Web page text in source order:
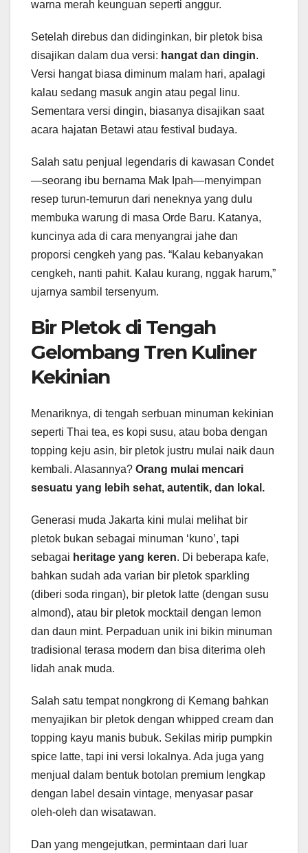
warna merah keunguan seperti anggur.
Setelah direbus dan didinginkan, bir pletok bisa
disajikan dalam dua versi: hangat dan dingin.
Versi hangat biasa diminum malam hari, apalagi
kalau sedang masuk angin atau pegal linu.
Sementara versi dingin, biasanya disajikan saat
acara hajatan Betawi atau festival budaya.
Salah satu penjual legendaris di kawasan Condet
—seorang ibu bernama Mak Ipah—menyimpan
resep turun-temurun dari neneknya yang dulu
membuka warung di masa Orde Baru. Katanya,
kuncinya ada di cara menyangrai jahe dan
proporsi cengkeh yang pas. “Kalau kebanyakan
cengkeh, nanti pahit. Kalau kurang, nggak harum,”
ujarnya sambil tersenyum.
Bir Pletok di Tengah
Gelombang Tren Kuliner
Kekinian
Menariknya, di tengah serbuan minuman kekinian
seperti Thai tea, es kopi susu, atau boba dengan
topping keju asin, bir pletok justru mulai naik daun
kembali. Alasannya? Orang mulai mencari
sesuatu yang lebih sehat, autentik, dan lokal.
Generasi muda Jakarta kini mulai melihat bir
pletok bukan sebagai minuman ‘kuno’, tapi
sebagai heritage yang keren. Di beberapa kafe,
bahkan sudah ada varian bir pletok sparkling
(diberi soda ringan), bir pletok latte (dengan susu
almond), atau bir pletok mocktail dengan lemon
dan daun mint. Perpaduan unik ini bikin minuman
tradisional terasa modern dan bisa diterima oleh
lidah anak muda.
Salah satu tempat nongkrong di Kemang bahkan
menyajikan bir pletok dengan whipped cream dan
topping kayu manis bubuk. Sekilas mirip pumpkin
spice latte, tapi ini versi lokalnya. Ada juga yang
menjual dalam bentuk botolan premium lengkap
dengan label desain vintage, menyasar pasar
oleh-oleh dan wisatawan.
Dan yang mengejutkan, permintaan dari luar